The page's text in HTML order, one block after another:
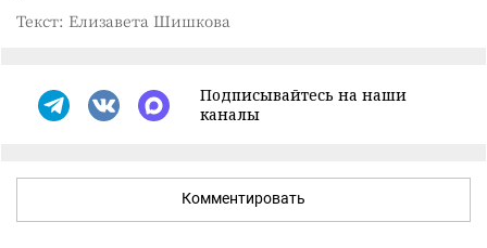
Текст: Елизавета Шишкова
Подписывайтесь на наши
каналы
Комментировать